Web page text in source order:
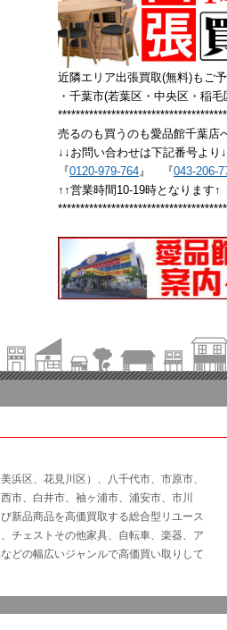
近隣エリア出張買取(無料)もご
・千葉市(若葉区・中央区・稲
売るのも買うのも愛品館千葉店
↓↓お問い合わせは下記番号より
『0120-979-764』 『043-206-
↑↑営業時間10-19時となります↑
浜区、花見川区）、八千代市、市原市、
市、白井市、袖ヶ浦市、浦安市、市川
新品商品を高価買取する総合型リユース
チェストその他家具、自転車、楽器、ア
どの幅広いジャンルで高価買い取りして